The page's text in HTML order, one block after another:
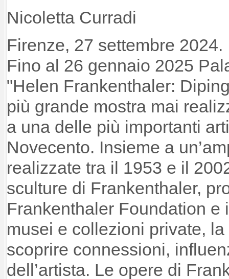
Nicoletta Curradi
Firenze, 27 settembre 2024.
Fino al 26 gennaio 2025
"Helen Frankenthaler:
più grande mostra mai
a una delle più importanti
Novecento. Insieme a
realizzate tra il 1953 e il
sculture di Frankenthaler,
Frankenthaler Foundation e
musei e collezioni private,
scoprire connessioni,
dell’artista. Le opere di